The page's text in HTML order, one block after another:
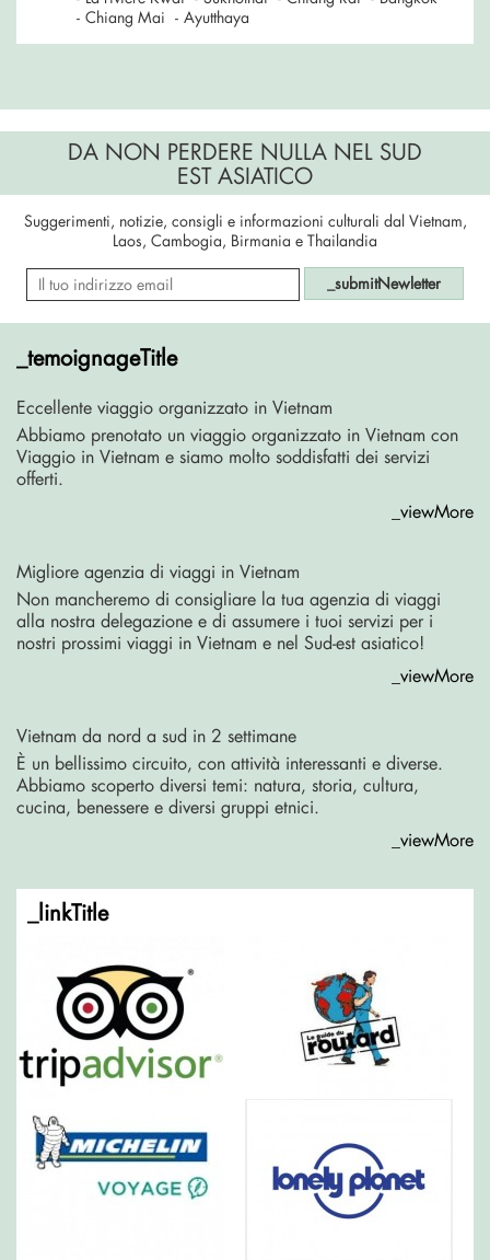
- Chiang Mai - Ayutthaya
DA NON PERDERE NULLA NEL SUD
EST ASIATICO
Suggerimenti, notizie, consigli e informazioni culturali dal Vietnam,
Laos, Cambogia, Birmania e Thailandia
_submitNewletter
_temoignageTitle
Eccellente viaggio organizzato in Vietnam
Abbiamo prenotato un viaggio organizzato in Vietnam con
Viaggio in Vietnam e siamo molto soddisfatti dei servizi
offerti.
_viewMore
Migliore agenzia di viaggi in Vietnam
Non mancheremo di consigliare la tua agenzia di viaggi
alla nostra delegazione e di assumere i tuoi servizi per i
nostri prossimi viaggi in Vietnam e nel Sud-est asiatico!
_viewMore
Vietnam da nord a sud in 2 settimane
È un bellissimo circuito, con attività interessanti e diverse.
Abbiamo scoperto diversi temi: natura, storia, cultura,
cucina, benessere e diversi gruppi etnici.
_viewMore
_linkTitle